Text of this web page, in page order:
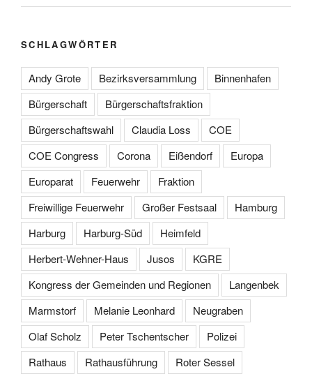
SCHLAGWÖRTER
Andy Grote Bezirksversammlung
Binnenhafen
Bürgerschaft
Bürgerschaftsfraktion
Bürgerschaftswahl
Claudia Loss
COE
COE Congress
Corona Eißendorf
Europa
Europarat
Feuerwehr
Fraktion
Freiwillige Feuerwehr
Großer Festsaal
Hamburg
Harburg
Harburg-Süd
Heimfeld
Herbert-Wehner-Haus
Jusos
KGRE
Kongress der Gemeinden und Regionen
Langenbek
Marmstorf
Melanie Leonhard
Neugraben
Olaf Scholz
Peter Tschentscher
Polizei
Rathaus
Rathausführung
Roter Sessel